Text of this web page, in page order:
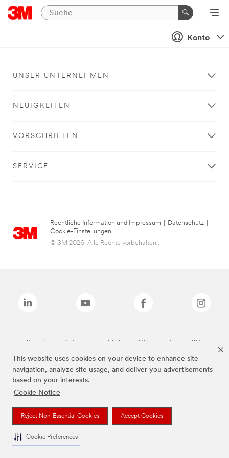
This website uses cookies on your device to enhance site
navigation, analyze site usage, and deliver you advertisements
based on your interests.
Cookie Notice
Reject Non-Essential Cookies Accept Cookies
Cookie Preferences
Konto
UNSER UNTERNEHMEN
NEUIGKEITEN
VORSCHRIFTEN
SERVICE
Rechtliche Information und Impressum Datenschutz
Cookie-Einstellungen
© 3M 2026. Alle Rechte vorbehalten..
Die auf dieser Seite genannten Marken sind Warenzeichen von 3M.